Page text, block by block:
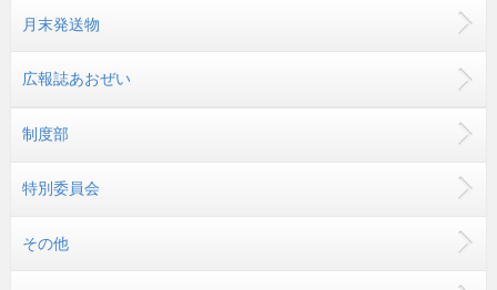
月末発送物
広報誌あおぜい
制度部
特別委員会
その他